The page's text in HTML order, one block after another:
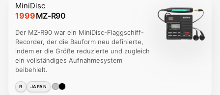
MiniDisc
1999MZ-R90
Der MZ-R90 war ein MiniDisc-Flaggschiff-
Recorder, der die Bauform neu definierte,
indem er die Größe reduzierte und zugleich
ein vollständiges Aufnahmesystem
beibehielt.
R JAPAN